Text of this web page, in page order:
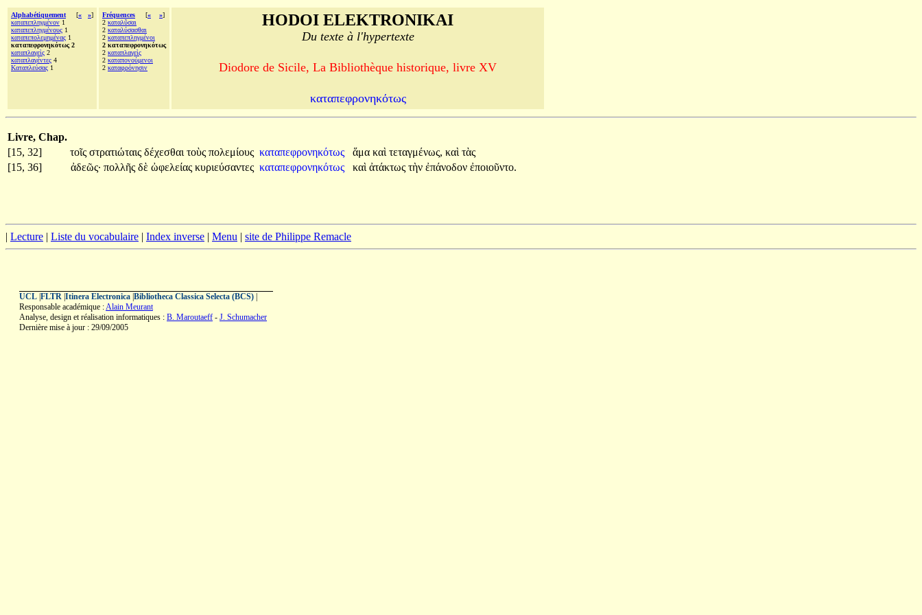
Alphabétiquement [« »]
καταπεπληγμένον 1
καταπεπληγμένους 1
καταπεπολεμημένας 1
καταπεφρονηκότως 2
καταπλαγεὶς 2
καταπλαγέντες 4
Καταπλεύσας 1
Fréquences [« »]
2 καταλῦσαι
2 καταλύσασθαι
2 καταπεπληγμένοι
2 καταπεφρονηκότως
2 καταπλαγεὶς
2 καταπονούμενοι
2 καταφρόνησιν
HODOI ELEKTRONIKAI
Du texte à l'hypertexte
Diodore de Sicile, La Bibliothèque historique, livre XV
καταπεφρονηκότως
Livre, Chap.
[15, 32]
τοῖς στρατιώταις δέχεσθαι τοὺς πολεμίους καταπεφρονηκότως ἅμα καὶ τεταγμένως, καὶ τὰς
[15, 36]
ἀδεῶς· πολλῆς δὲ ὠφελείας κυριεύσαντες καταπεφρονηκότως καὶ ἀτάκτως τὴν ἐπάνοδον ἐποιοῦντο.
| Lecture | Liste du vocabulaire | Index inverse | Menu | site de Philippe Remacle
UCL FLTR Itinera Electronica Bibliotheca Classica Selecta (BCS)
Responsable académique :Alain Meurant
Analyse, design et réalisation informatiques : B. Maroutaeff - J. Schumacher
Dernière mise à jour : 29/09/2005